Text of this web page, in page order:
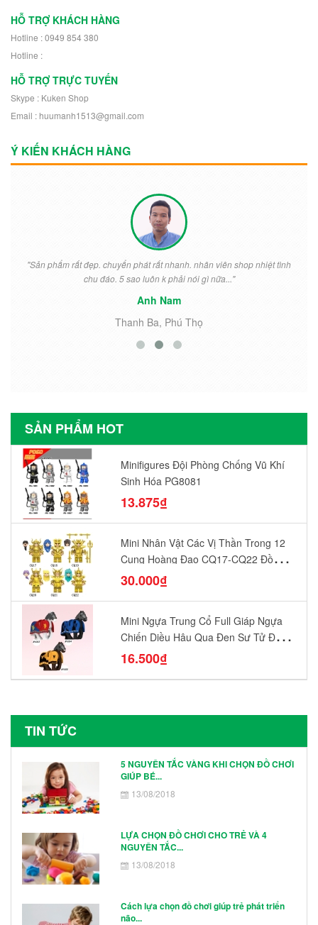
HỖ TRỢ KHÁCH HÀNG
Hotline : 0949 854 380
Hotline :
HỖ TRỢ TRỰC TUYẾN
Skype : Kuken Shop
Email : huumanh1513@gmail.com
Ý KIẾN KHÁCH HÀNG
"Sản phẩm rất đẹp. chuyển phát rất nhanh. nhân viên shop nhiệt tình
chu đáo. 5 sao luôn k phải nói gì nữa..."
Anh Nam
Thanh Ba, Phú Thọ
SẢN PHẨM HOT
Minifigures Đội Phòng Chống Vũ Khí
Sinh Hóa PG8081
13.875₫
Mini Nhân Vật Các Vị Thần Trong 12
Cung Hoàng Đạo CQ17-CQ22 Đồ
Chơi Lắp Ráp Mô Hình Yêu Thích
30.000₫
Mini Ngựa Trung Cổ Full Giáp Ngựa
Chiến Diều Hâu Quạ Đen Sư Tử Đỏ
N1003 - N1005 Đồ Chơi Lắp Ráp Mô
16.500₫
TIN TỨC
5 NGUYÊN TẮC VÀNG KHI CHỌN ĐỒ CHƠI
GIÚP BÉ...
13/08/2018
LỰA CHỌN ĐỒ CHƠI CHO TRẺ VÀ 4
NGUYÊN TẮC...
13/08/2018
Cách lựa chọn đồ chơi giúp trẻ phát triển
não...